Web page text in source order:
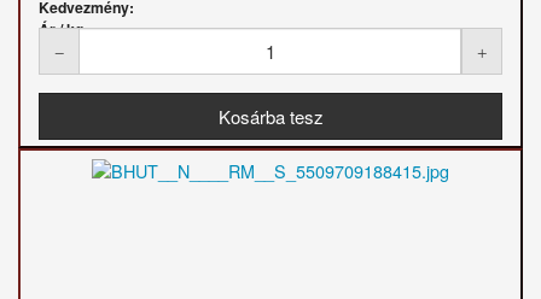
Kedvezmény:
Ár / kg: